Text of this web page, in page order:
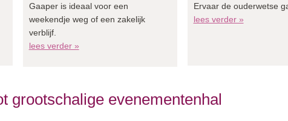
Gaaper is ideaal voor een
weekendje weg of een zakelijk
verblijf.
lees verder »
Ervaar de ouderwetse
lees verder »
grootschalige evenementenhal